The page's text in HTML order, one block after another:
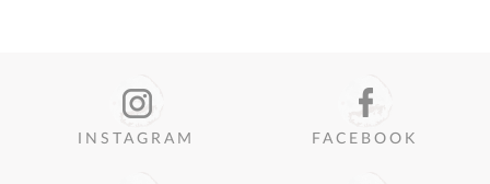
INSTAGRAM FACEBOOK